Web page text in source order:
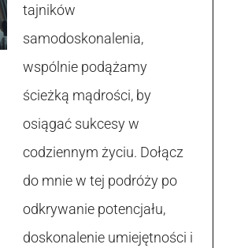
tajników
samodoskonalenia,
wspólnie podążamy
ścieżką mądrości, by
osiągać sukcesy w
codziennym życiu. Dołącz
do mnie w tej podróży po
odkrywanie potencjału,
doskonalenie umiejętności i